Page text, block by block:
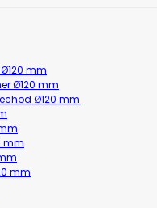
mm
Ø120 mm
Ø120 mm
mm
mm